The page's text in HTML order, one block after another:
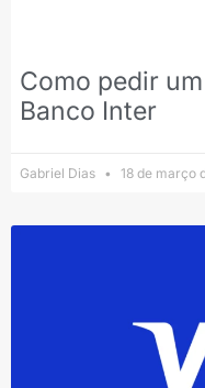
Como pedir
Banco Inter
Gabriel Dias 18 de março